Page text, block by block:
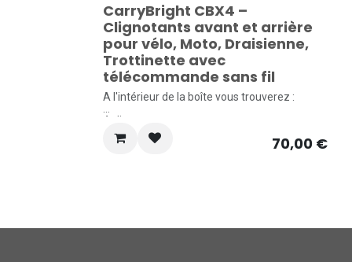
CarryBright CBX4 –
Clignotants avant et arrière
pour vélo, Moto, Draisienne,
Trottinette avec
télécommande sans fil
A l'intérieur de la boîte vous trouverez :
4 clignotants
Télécommande
Support d'installation partie avant
70,00€